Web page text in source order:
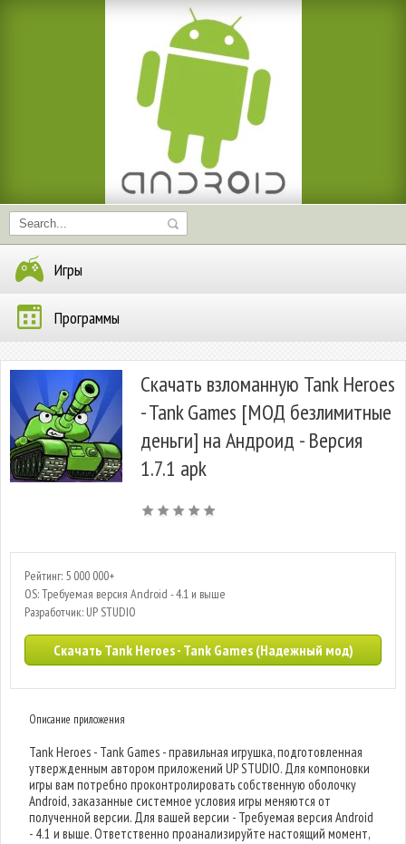
Игры
Программы
Скачать взломанную Tank Heroes
- Tank Games [МОД безлимитные
деньги] на Андроид - Версия
1.7.1 apk
Рейтинг: 5 000 000+
OS: Требуемая версия Android - 4.1 и выше
Разработчик: UP STUDIO
Скачать Tank Heroes - Tank Games (Надежный мод)
Описание приложения
Tank Heroes - Tank Games - правильная игрушка, подготовленная
утвержденным автором приложений UP STUDIO. Для компоновки
игры вам потребно проконтролировать собственную оболочку
Android, заказанные системное условия игры меняются от
полученной версии. Для вашей версии - Требуемая версия Android
- 4.1 и выше. Ответственно проанализируйте настоящий момент,